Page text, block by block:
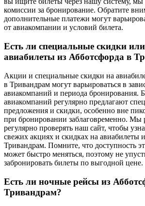
комиссии за бронирование. Обратите
дополнительные платежи могут
от авиакомпании и условий билета.
Есть ли специальные скидки
авиабилеты из Абботсфорда в
Акции и специальные скидки на
в Тривандрам могут варьироваться в
авиакомпаний и периода бронирования.
авиакомпаний регулярно предлагают
предложения и скидки, особенно вне
при бронировании заблаговременно. Мы
регулярно проверять наш сайт, чтобы
свежих акциях и скидках на авиабилеты
Тривандрам. Помните, что доступность
может быстро меняться, поэтому не
забронировать билеты по выгодной цене.
Есть ли ночные рейсы из
Тривандрам?